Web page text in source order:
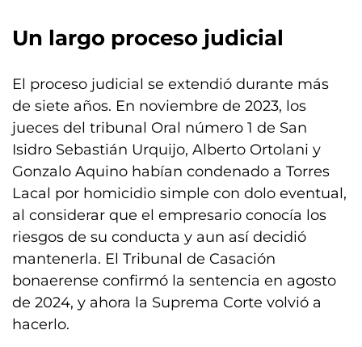
Un largo proceso judicial
El proceso judicial se extendió durante más
de siete años. En noviembre de 2023, los
jueces del tribunal Oral número 1 de San
Isidro Sebastián Urquijo, Alberto Ortolani y
Gonzalo Aquino habían condenado a Torres
Lacal por homicidio simple con dolo eventual,
al considerar que el empresario conocía los
riesgos de su conducta y aun así decidió
mantenerla. El Tribunal de Casación
bonaerense confirmó la sentencia en agosto
de 2024, y ahora la Suprema Corte volvió a
hacerlo.